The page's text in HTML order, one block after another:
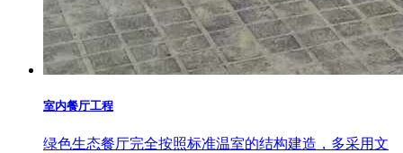
室内餐厅工程
绿色生态餐厅完全按照标准温室的结构建造，多采用文